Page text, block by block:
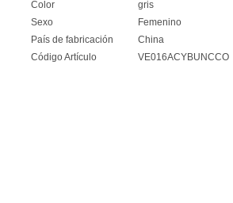
Color
gris
Sexo
Femenino
País de fabricación
China
Código Artículo
VE016ACYBUNCCO